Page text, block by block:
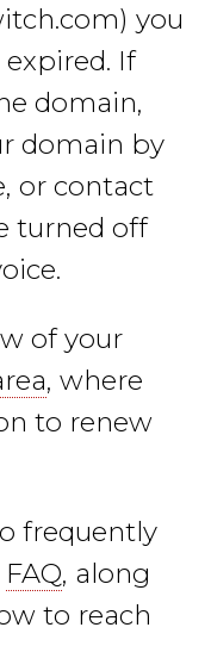
you
If
domain,
domain by
or contact
turned off
of your
, where
to renew
frequently
FAQ, along
to reach